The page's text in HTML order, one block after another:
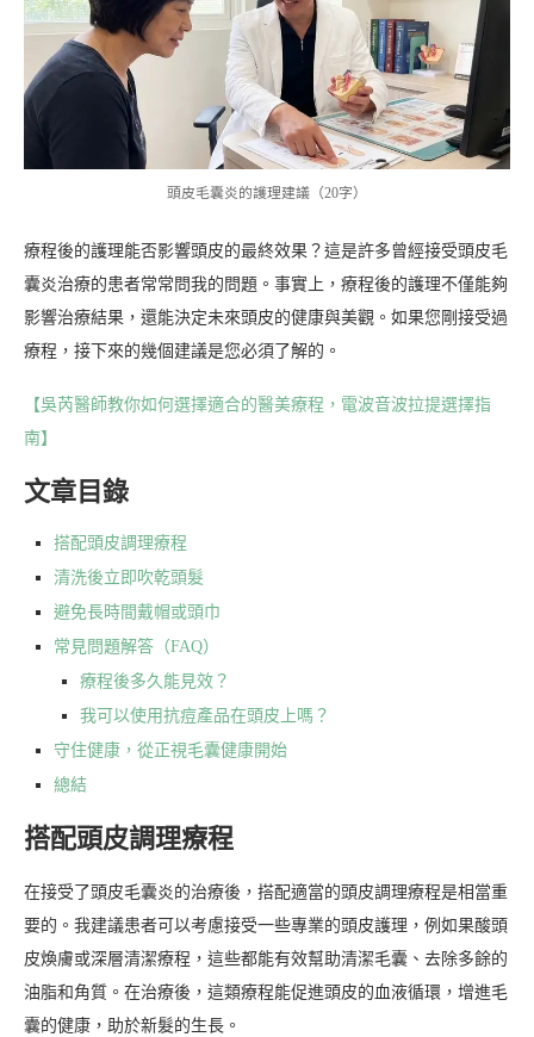
頭皮毛囊炎的護理建議（20字）
療程後的護理能否影響頭皮的最終效果？這是許多曾經接受頭皮毛
囊炎治療的患者常常問我的問題。事實上，療程後的護理不僅能夠
影響治療結果，還能決定未來頭皮的健康與美觀。如果您剛接受過
療程，接下來的幾個建議是您必須了解的。
【吳芮醫師教你如何選擇適合的醫美療程，電波音波拉提選擇指
南】
文章目錄
搭配頭皮調理療程
清洗後立即吹乾頭髮
避免長時間戴帽或頭巾
常見問題解答（FAQ）
療程後多久能見效？
我可以使用抗痘產品在頭皮上嗎？
守住健康，從正視毛囊健康開始
總結
搭配頭皮調理療程
在接受了頭皮毛囊炎的治療後，搭配適當的頭皮調理療程是相當重
要的。我建議患者可以考慮接受一些專業的頭皮護理，例如果酸頭
皮煥膚或深層清潔療程，這些都能有效幫助清潔毛囊、去除多餘的
油脂和角質。在治療後，這類療程能促進頭皮的血液循環，增進毛
囊的健康，助於新髮的生長。